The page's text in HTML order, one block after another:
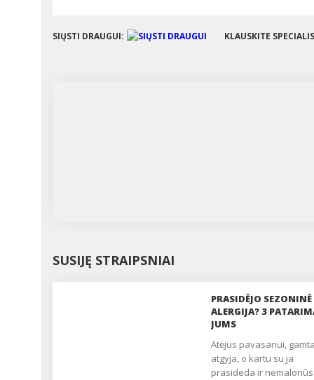
SIŲSTI DRAUGUI: KLAUSKITE
SUSIJĘ STRAIPSNIAI
PRASIDĖJO SEZONINĖ
ALERGIJA? 3
JUMS
atėjus pavasariui, gamta
atgyja, o kartu su ja
prasideda ir nemalonūs